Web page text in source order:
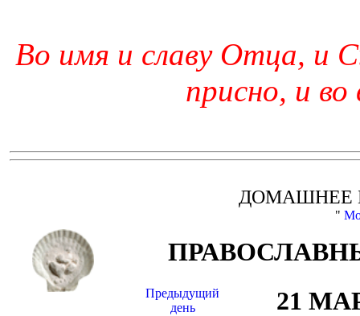
Во имя и славу Отца, и
присно, и во
ДОМАШНЕЕ
"
Предыдущий
день
21